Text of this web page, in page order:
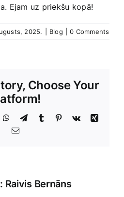
‌Ejam uz priekšu⁢ kopā!
2025. Blog 0 Comments
Choose Your
WhatsApp
TelegramTumblr Pinterest
Vk
Xing
E-
Raivis Bernāns